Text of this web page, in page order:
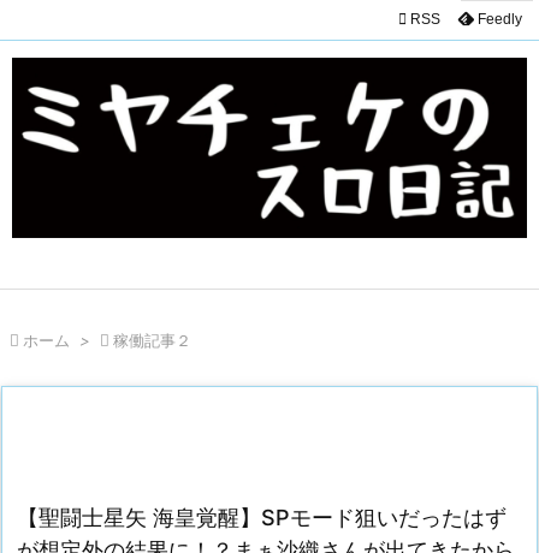
 RSS Feedly
 ホーム >  稼働記事２
【聖闘士星矢 海皇覚醒】SPモード狙いだったはず